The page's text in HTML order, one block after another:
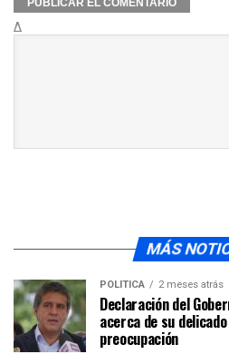
Δ
MÁS
POLÍTICA 2 meses atrás
Declaración del
acerca de su
preocupación